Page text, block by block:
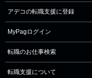
アデコの転職支援に登録
MyPagログイン
転職のお仕事検索
転職支援について